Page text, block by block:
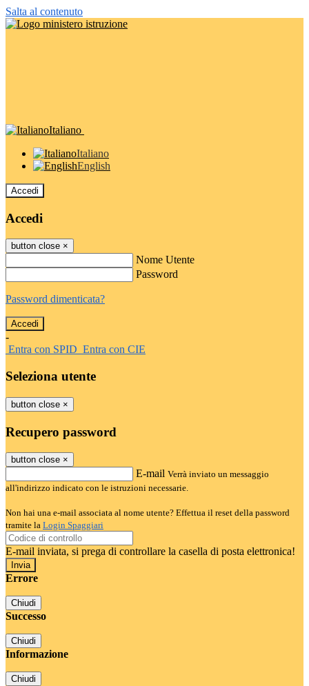
Salta al contenuto
Italiano
Italiano
English
Accedi
Accedi
button close ×
Nome Utente
Password
Password dimenticata?
-
Entra con SPID Entra con CIE
Seleziona utente
button close ×
Recupero password
button close ×
E-mail Verrà inviato un messaggio
all'indirizzo indicato con le istruzioni necessarie.
Non hai una e-mail associata al nome utente? Effettua il reset della password
tramite la Login Spaggiari
E-mail inviata, si prega di controllare la casella di posta elettronica!
Errore
Chiudi
Successo
Chiudi
Informazione
Chiudi